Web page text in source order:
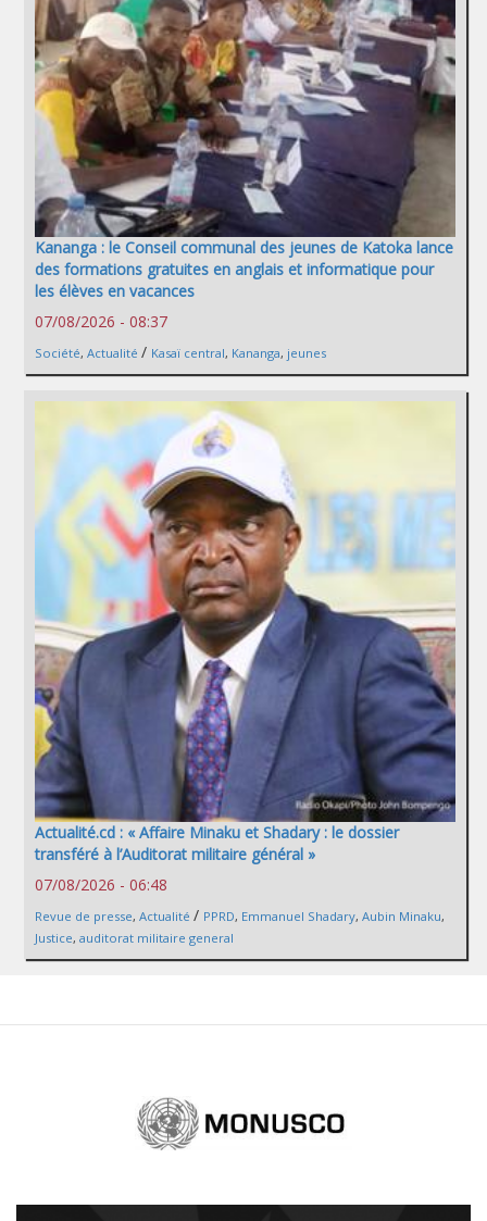
Kananga : le Conseil communal des jeunes de Katoka lance
des formations gratuites en anglais et informatique pour
les élèves en vacances
07/08/2026 - 08:37
Société, Actualité / Kasaï central, Kananga, jeunes
Actualité.cd : « Affaire Minaku et Shadary : le dossier
transféré à l’Auditorat militaire général »
07/08/2026 - 06:48
Revue de presse, Actualité / PPRD, Emmanuel Shadary, Aubin Minaku,
Justice, auditorat militaire general